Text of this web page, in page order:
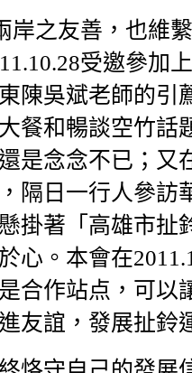
岸之友善，也維
受邀參加
陳吳斌老師的引
餐和暢談空竹話
是念念不已；又
隔日一行人參訪
掛著「高雄市扯
心。本會在
合作站点，可以
友誼，發展扯鈴